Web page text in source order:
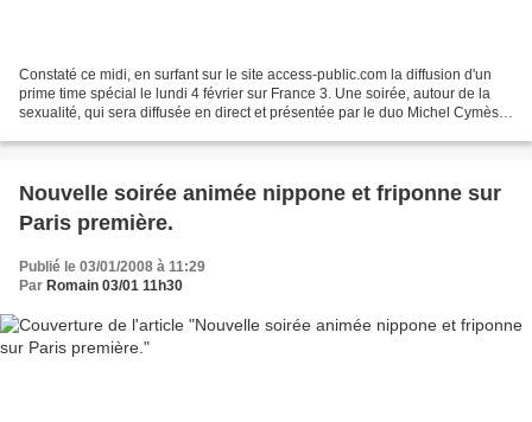
Constaté ce midi, en surfant sur le site access-public.com la diffusion d'un
prime time spécial le lundi 4 février sur France 3. Une soirée, autour de la
sexualité, qui sera diffusée en direct et présentée par le duo Michel Cymès
Nouvelle soirée animée nippone et friponne sur
Paris première.
Publié le 03/01/2008 à 11:29
Par Romain 03/01 11h30